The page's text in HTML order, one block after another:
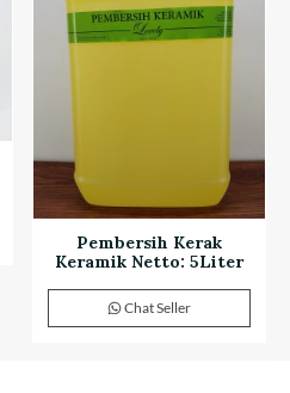
Pembersih Kerak
Keramik Netto: 5Liter
Chat Seller